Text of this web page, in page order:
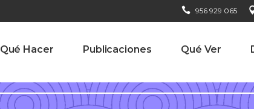
956 929 065
Qué Hacer Publicaciones Qué Ver